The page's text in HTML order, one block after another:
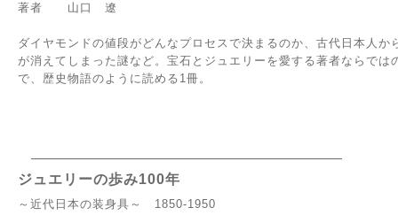
著者 山口 遼
ダイヤモンドの値段がどんなプロセスで決まるのか、古代日本人か
が消えてしまった謎など。宝石とジュエリーを愛する著者ならでは
で、歴史物語のように読める1冊。
ジュエリーの歩み100年
～近代日本の装身具～ 1850-1950